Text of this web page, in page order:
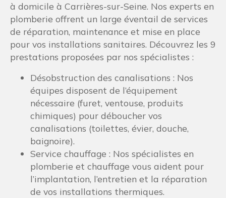
à domicile à Carrières-sur-Seine. Nos experts en
plomberie offrent un large éventail de services
de réparation, maintenance et mise en place
pour vos installations sanitaires. Découvrez les 9
prestations proposées par nos spécialistes :
Désobstruction des canalisations : Nos
équipes disposent de l’équipement
nécessaire (furet, ventouse, produits
chimiques) pour déboucher vos
canalisations (toilettes, évier, douche,
baignoire).
Service chauffage : Nos spécialistes en
plomberie et chauffage vous aident pour
l’implantation, l’entretien et la réparation
de vos installations thermiques.